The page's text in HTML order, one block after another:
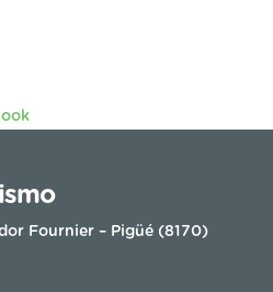
Fournier – Pigüé (8170)